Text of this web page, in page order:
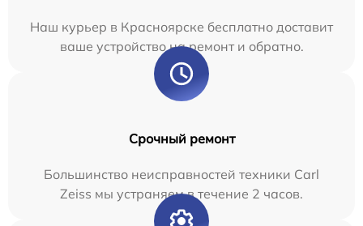
Наш курьер в Красноярске бесплатно доставит
ваше устройство на ремонт и обратно.
Срочный ремонт
Большинство неисправностей техники Carl
Zeiss мы устраняем в течение 2 часов.